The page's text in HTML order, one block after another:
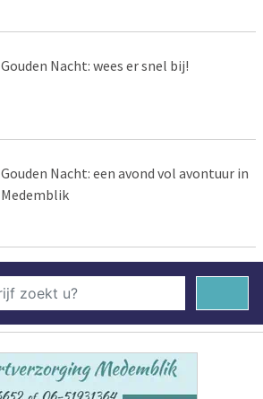
Gouden Nacht: wees er snel bij!
Gouden Nacht: een avond vol avontuur in
Medemblik